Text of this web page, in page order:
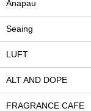
Anapau
Seaing
LUFT
ALT AND DOPE
FRAGRANCE CAFE